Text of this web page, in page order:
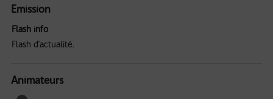
Emission
Flash info
Flash d'actualité.
Animateurs